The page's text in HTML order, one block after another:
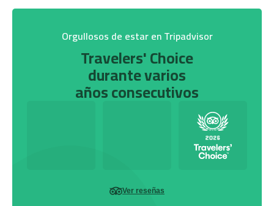
Orgullosos de estar en Tripadvisor
Travelers' Choice
durante varios
años consecutivos
Ver reseñas